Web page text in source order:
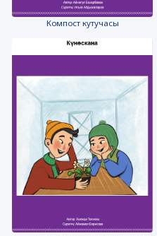
Компост кутучасы